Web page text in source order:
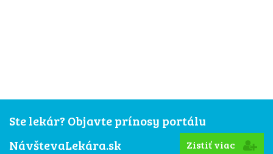
Ste lekár? Objavte prínosy portálu
NávštevaLekára.sk
Zistiť viac